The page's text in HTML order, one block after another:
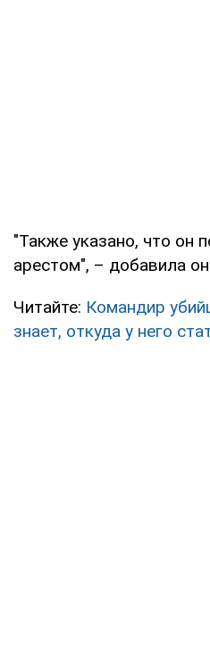
"Также указано, что он
арестом", – добавила
Читайте: Командир
знает, откуда у него